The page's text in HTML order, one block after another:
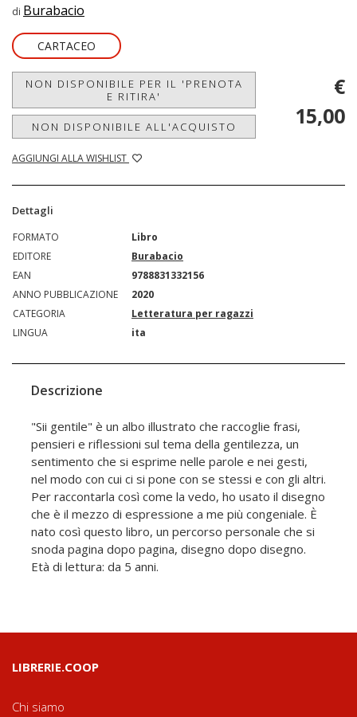
di Burabacio
CARTACEO
NON DISPONIBILE PER IL 'PRENOTA
E RITIRA'
NON DISPONIBILE ALL'ACQUISTO
AGGIUNGI ALLA WISHLIST
€
15,00
Dettagli
FORMATO
Libro
EDITORE
Burabacio
EAN
9788831332156
ANNO PUBBLICAZIONE
2020
CATEGORIA
Letteratura per ragazzi
LINGUA
ita
Descrizione
"Sii gentile" è un albo illustrato che raccoglie frasi,
pensieri e riflessioni sul tema della gentilezza, un
sentimento che si esprime nelle parole e nei gesti,
nel modo con cui ci si pone con se stessi e con gli altri.
Per raccontarla così come la vedo, ho usato il disegno
che è il mezzo di espressione a me più congeniale. È
nato così questo libro, un percorso personale che si
snoda pagina dopo pagina, disegno dopo disegno.
Età di lettura: da 5 anni.
LIBRERIE.COOP
Chi siamo